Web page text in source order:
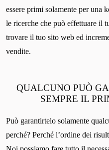
essere primi solamente per una
le ricerche che può effettuare il
trovare il tuo sito web ed
vendite.
QUALCUNO PUÒ
SEMPRE IL
Può garantirtelo solamente
perché? Perché l’ordine dei